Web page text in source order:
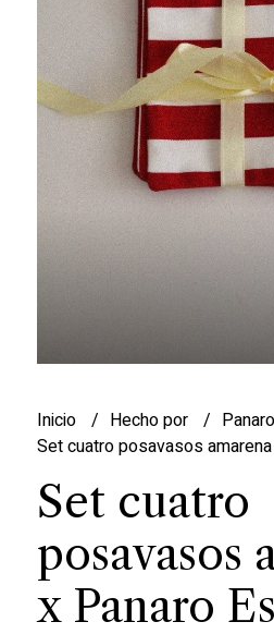
Inicio Hecho por
Set cuatro posavasos
Set cuatro
posavasos
x Panaro